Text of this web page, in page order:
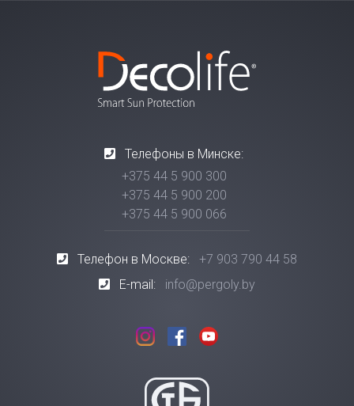
Телефоны в Минске:
+375 44 5 900 300
+375 44 5 900 200
+375 44 5 900 066
Телефон в Москве:
+7 903 790 44 58
E-mail:
info@pergoly.by